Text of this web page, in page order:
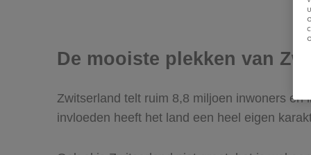
De mooiste plekken van
Zwitserland telt ruim 8,8 miljoen inwoners
invloeden heeft het land een heel eigen